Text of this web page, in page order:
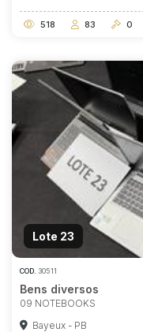
518 83 0
Lote 23
COD. 30511
Bens diversos
09 NOTEBOOKS
Bayeux - PB